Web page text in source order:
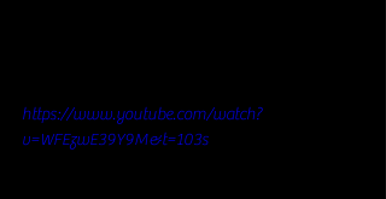
https://www.youtube.com/watch?
v=WFEzwE39Y9M&t=103s